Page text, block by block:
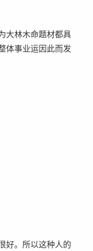
大林木命题材都具
体事业运因此而发
好。所以这种人的